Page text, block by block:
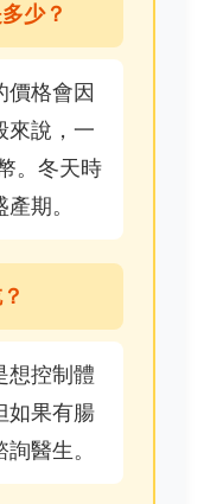
少？
價格會因
來說，一
。冬天時
期。
想控制體
如果有腸
醫生。